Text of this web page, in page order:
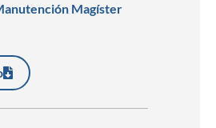
Magíster